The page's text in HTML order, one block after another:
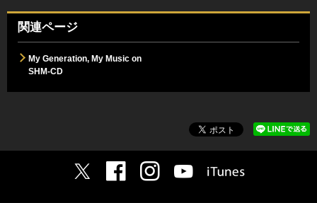
関連ページ
My Generation, My Music on
SHM-CD